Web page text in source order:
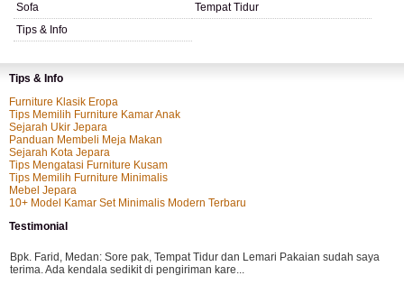
Sofa
Tempat Tidur
Tips & Info
Tips & Info
Furniture Klasik Eropa
Tips Memilih Furniture Kamar Anak
Sejarah Ukir Jepara
Panduan Membeli Meja Makan
Sejarah Kota Jepara
Tips Mengatasi Furniture Kusam
Tips Memilih Furniture Minimalis
Mebel Jepara
10+ Model Kamar Set Minimalis Modern Terbaru
Testimonial
Bpk. Farid, Medan: Sore pak, Tempat Tidur dan Lemari Pakaian sudah saya
terima. Ada kendala sedikit di pengiriman kare...